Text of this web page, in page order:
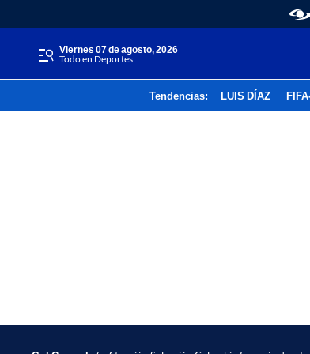
viernes 07 de agosto, 2026
Todo en Deportes
Tendencias: LUIS DÍAZ